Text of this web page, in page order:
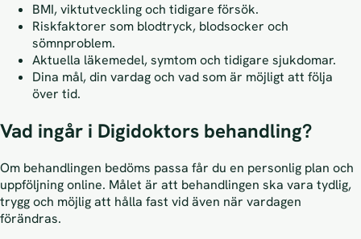
BMI, viktutveckling och tidigare försök.
Riskfaktorer som blodtryck, blodsocker och
sömnproblem.
Aktuella läkemedel, symtom och tidigare sjukdomar.
Dina mål, din vardag och vad som är möjligt att följa
över tid.
Vad ingår i Digidoktors behandling?
Om behandlingen bedöms passa får du en personlig plan och
uppföljning online. Målet är att behandlingen ska vara tydlig,
trygg och möjlig att hålla fast vid även när vardagen
förändras.